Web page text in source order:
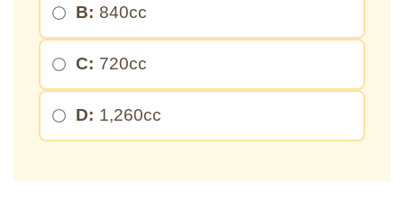
B: 840cc
C: 720cc
D: 1,260cc